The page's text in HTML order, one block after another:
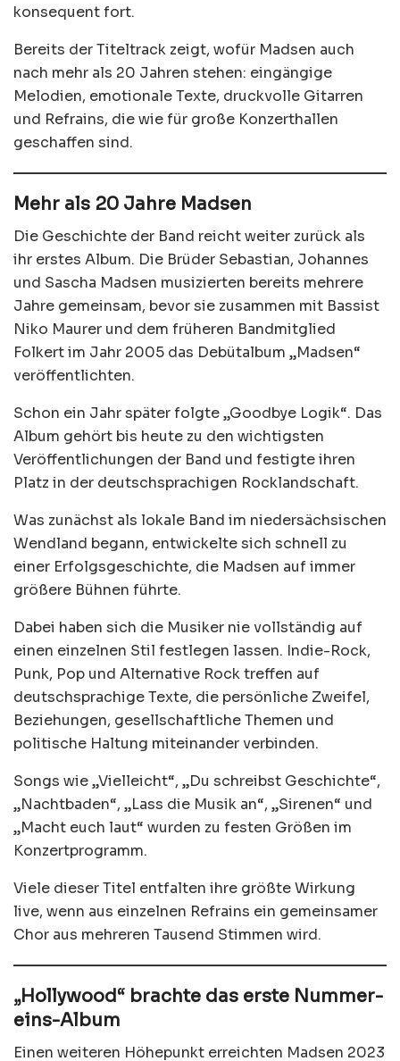
konsequent fort.
Bereits der Titeltrack zeigt, wofür Madsen auch
nach mehr als 20 Jahren stehen: eingängige
Melodien, emotionale Texte, druckvolle Gitarren
und Refrains, die wie für große Konzerthallen
geschaffen sind.
Mehr als 20 Jahre Madsen
Die Geschichte der Band reicht weiter zurück als
ihr erstes Album. Die Brüder Sebastian, Johannes
und Sascha Madsen musizierten bereits mehrere
Jahre gemeinsam, bevor sie zusammen mit Bassist
Niko Maurer und dem früheren Bandmitglied
Folkert im Jahr 2005 das Debütalbum „Madsen“
veröffentlichten.
Schon ein Jahr später folgte „Goodbye Logik“. Das
Album gehört bis heute zu den wichtigsten
Veröffentlichungen der Band und festigte ihren
Platz in der deutschsprachigen Rocklandschaft.
Was zunächst als lokale Band im niedersächsischen
Wendland begann, entwickelte sich schnell zu
einer Erfolgsgeschichte, die Madsen auf immer
größere Bühnen führte.
Dabei haben sich die Musiker nie vollständig auf
einen einzelnen Stil festlegen lassen. Indie-Rock,
Punk, Pop und Alternative Rock treffen auf
deutschsprachige Texte, die persönliche Zweifel,
Beziehungen, gesellschaftliche Themen und
politische Haltung miteinander verbinden.
Songs wie „Vielleicht“, „Du schreibst Geschichte“,
„Nachtbaden“, „Lass die Musik an“, „Sirenen“ und
„Macht euch laut“ wurden zu festen Größen im
Konzertprogramm.
Viele dieser Titel entfalten ihre größte Wirkung
live, wenn aus einzelnen Refrains ein gemeinsamer
Chor aus mehreren Tausend Stimmen wird.
„Hollywood“ brachte das erste Nummer-
eins-Album
Einen weiteren Höhepunkt erreichten Madsen 2023